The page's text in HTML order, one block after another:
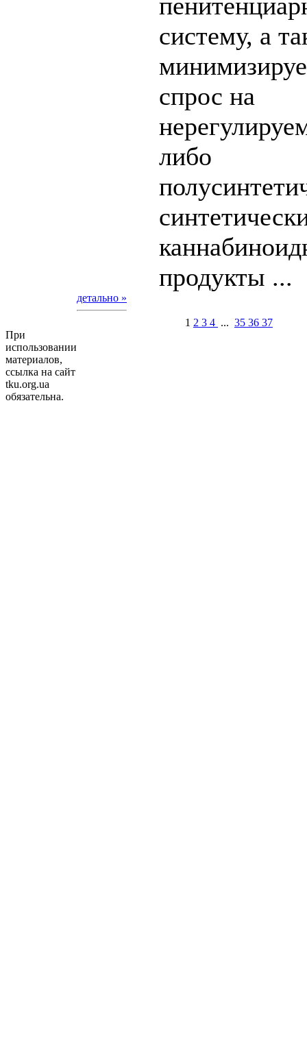
систему, а
спрос на
либо
продукты ...
детально »
1 2 3 4 ... 35 36 37
При
использовании
материалов,
ссылка на сайт
tku.org.ua
обязательна.